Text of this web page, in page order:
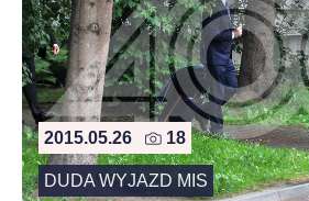
2015.05.26 18
DUDA WYJAZD MIS